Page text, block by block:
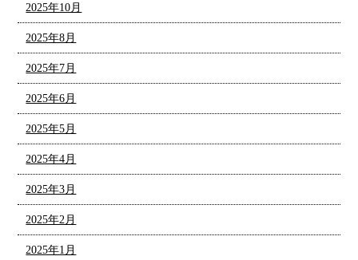
2025年10月
2025年8月
2025年7月
2025年6月
2025年5月
2025年4月
2025年3月
2025年2月
2025年1月